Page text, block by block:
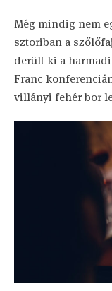
Még mindig nem
sztoriban a
derült ki a
Franc
villányi fehér bor